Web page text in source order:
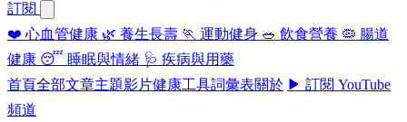
訂閱
❤️ 心血管健康 🌿 養生長壽 🏃 運動健身 🥗 飲食營養 🦠 腸道
健康 😴 睡眠與情緒 🩺 疾病與用藥
首頁全部文章主題影片健康工具詞彙表關於 ▶ 訂閱 YouTube
頻道